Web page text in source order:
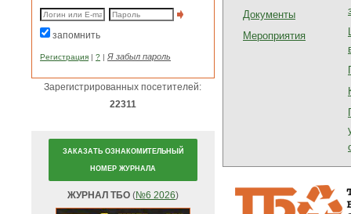
запомнить
Регистрация | ? | Я забыл пароль
Зарегистрированных посетителей:
22311
ЗАКАЗАТЬ ОЗНАКОМИТЕЛЬНЫЙ
НОМЕР ЖУРНАЛА
ЖУРНАЛ ТБО (№6 2026)
Документы
Мероприятия